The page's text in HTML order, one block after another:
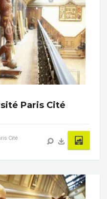
Paris Cité
Cité